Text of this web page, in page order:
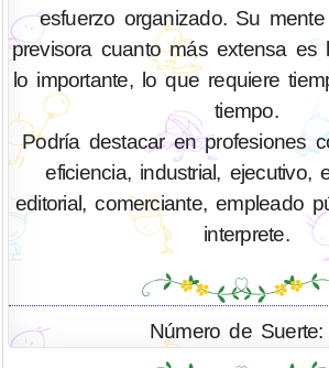
esfuerzo organizado. Su
previsora cuanto más extensa es
lo importante, lo que requiere
tiempo.
Podría destacar en profesiones
eficiencia, industrial, ejecutivo,
editorial, comerciante, empleado
interprete.
Número de Suerte: